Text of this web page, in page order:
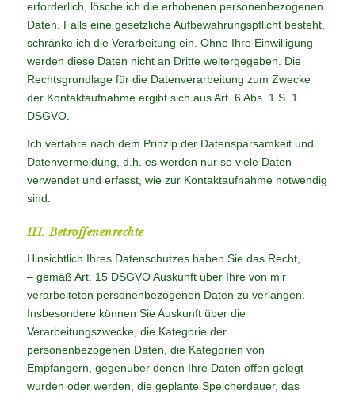
erforderlich, lösche ich die erhobenen personenbezogenen
Daten. Falls eine gesetzliche Aufbewahrungspflicht besteht,
schränke ich die Verarbeitung ein. Ohne Ihre Einwilligung
werden diese Daten nicht an Dritte weitergegeben. Die
Rechtsgrundlage für die Datenverarbeitung zum Zwecke
der Kontaktaufnahme ergibt sich aus Art. 6 Abs. 1 S. 1
DSGVO.
Ich verfahre nach dem Prinzip der Datensparsamkeit und
Datenvermeidung, d.h. es werden nur so viele Daten
verwendet und erfasst, wie zur Kontaktaufnahme notwendig
sind.
III. Betroffenenrechte
Hinsichtlich Ihres Datenschutzes haben Sie das Recht,
– gemäß Art. 15 DSGVO Auskunft über Ihre von mir
verarbeiteten personenbezogenen Daten zu verlangen.
Insbesondere können Sie Auskunft über die
Verarbeitungszwecke, die Kategorie der
personenbezogenen Daten, die Kategorien von
Empfängern, gegenüber denen Ihre Daten offen gelegt
wurden oder werden, die geplante Speicherdauer, das